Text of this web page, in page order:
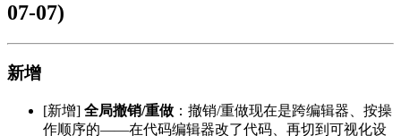
07-07)
新增
[新增] 全局撤销/重做 ：撤销/重做现在是跨编辑器、按操
作顺序的——在代码编辑器改了代码、再切到可视化设